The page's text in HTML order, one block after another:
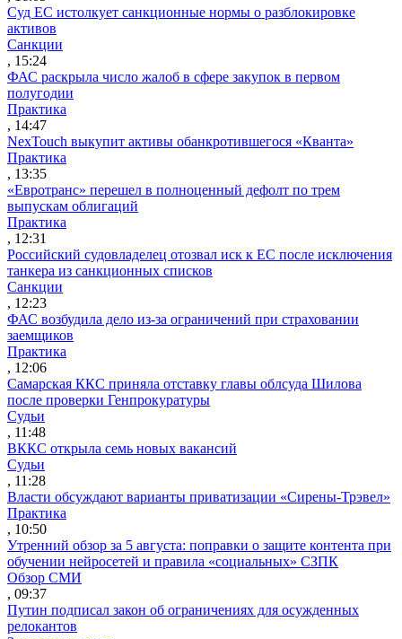
Суд ЕС истолкует санкционные нормы о разблокировке
активов
Санкции
, 15:24
ФАС раскрыла число жалоб в сфере закупок в первом
полугодии
Практика
, 14:47
NexTouch выкупит активы обанкротившегося «Кванта»
Практика
, 13:35
«Евротранс» перешел в полноценный дефолт по трем
выпускам облигаций
Практика
, 12:31
Российский судовладелец отозвал иск к ЕС после исключения
танкера из санкционных списков
Санкции
, 12:23
ФАС возбудила дело из-за ограничений при страховании
заемщиков
Практика
, 12:06
Самарская ККС приняла отставку главы облсуда Шилова
после проверки Генпрокуратуры
Судьи
, 11:48
ВККС открыла семь новых вакансий
Судьи
, 11:28
Власти обсуждают варианты приватизации «Сирены-Трэвел»
Практика
, 10:50
Утренний обзор за 5 августа: поправки о защите контента при
обучении нейросетей и правила «социальных» СЗПК
Обзор СМИ
, 09:37
Путин подписал закон об ограничениях для осужденных
релокантов